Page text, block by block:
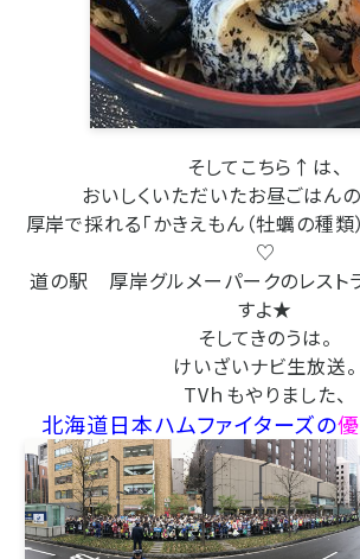
そしてこちら↑は、
おいしくいただいたお昼ごはん
厚岸で採れる「かきえもん（牡蠣の種類
♡
道の駅 厚岸グルメーパークのレスト
すよ★
そしてきのうは。
けいざいナビ生放送。
TVｈもやりました、
北海道日本ハムファイターズの